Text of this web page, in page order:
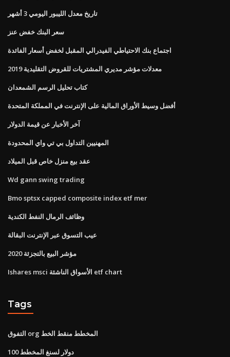
تاريخ معدل الليبور اليومي 3 أشهر
سعر البنك خفض عنز
اجتماع بنك الاحتياطي الفيدرالي المقبل لخفض أسعار الفائدة
معدلات مؤشر مديري المشتريات للقروض التقليدية 2019
كتاب تحليل الرسم الشمعدان
أفضل وسيط الأوراق المالية على الإنترنت في المملكة المتحدة
آخر الأخبار عن قيمة الدولار
المهنيين التداول بي تي واي المحدودة
عقد بيع منزل خاص قبل الميلاد
Wd gann swing trading
Bmo sptsx capped composite index etf mer
وظائف الرمال النفط الكندية
عيب التسوق عبر الإنترنت البقالة
مؤشر البيع بالتجزئة 2020
Ishares msci الأسواق الناشئة etf chart
Tags
التفوق org المخطط منقط الخط
100 دولار لسنغ المخطط